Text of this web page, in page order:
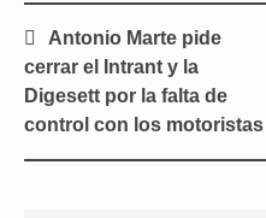
Navegación
de
entradas
Antonio Marte pide
cerrar el Intrant y la
Digesett por la falta de
control con los motoristas